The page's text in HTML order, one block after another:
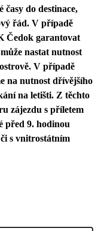
časy do destinace,
řád. V případě
Čedok garantovat
nastat nutnost
V případě
na nutnost dřívějšího
na letišti. Z těchto
zájezdu s příletem
před 9. hodinou
s vnitrostátním